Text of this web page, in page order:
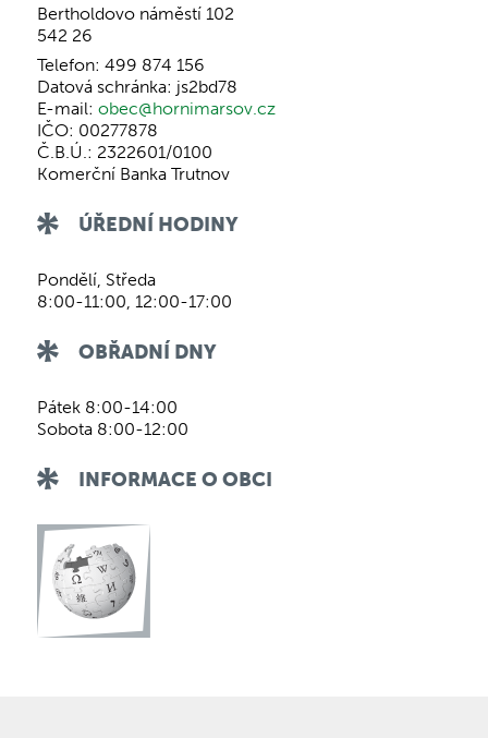
Bertholdovo náměstí 102
542 26
Telefon: 499 874 156
Datová schránka: js2bd78
E-mail: obec@hornimarsov.cz
IČO: 00277878
Č.B.Ú.: 2322601/0100
Komerční Banka Trutnov
ÚŘEDNÍ HODINY
Pondělí, Středa
8:00-11:00, 12:00-17:00
OBŘADNÍ DNY
Pátek 8:00-14:00
Sobota 8:00-12:00
INFORMACE O OBCI